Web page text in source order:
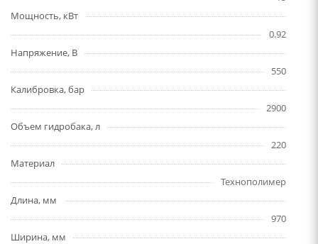
Мощность, кВт
0.92
Напряжение, В
550
Калибровка, бар
2900
Объем гидробака, л
220
Материал
Технополимер
Длина, мм
970
Ширина, мм